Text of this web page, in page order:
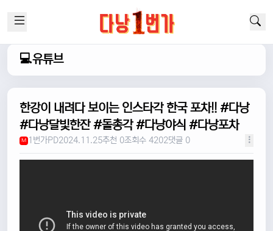
💻유튜브
한강이 내려다 보이는 인스타각 한국 포차!! #다낭
#다낭달빛한잔 #돌총각 #다낭야식 #다낭포차
M 1번가PD2024.11.25추천 0조회수 4202댓글 0